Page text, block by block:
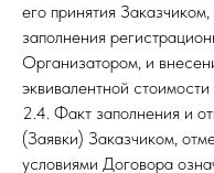
его принятия
заполнения
Организатором, и
эквивалентной стоимости
2.4. Факт заполнения и
(Заявки) Заказчиком,
условиями Договора